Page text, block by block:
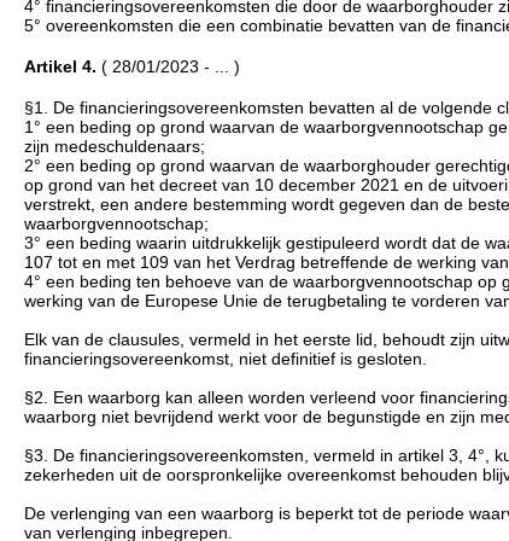
4° financieringsovereenkomsten die door de waarborghouder
5° overeenkomsten die een combinatie bevatten van de
Artikel 4. ( 28/01/2023 - ... )
§1. De financieringsovereenkomsten bevatten al de volgende
1° een beding op grond waarvan de waarborgvennootschap
zijn medeschuldenaars;
2° een beding op grond waarvan de waarborghouder
op grond van het decreet van 10 december 2021 en de
verstrekt, een andere bestemming wordt gegeven dan de
waarborgvennootschap;
3° een beding waarin uitdrukkelijk gestipuleerd wordt dat de
107 tot en met 109 van het Verdrag betreffende de werking
4° een beding ten behoeve van de waarborgvennootschap
werking van de Europese Unie de terugbetaling te vorderen
Elk van de clausules, vermeld in het eerste lid, behoudt zijn
financieringsovereenkomst, niet definitief is gesloten.
§2. Een waarborg kan alleen worden verleend voor
waarborg niet bevrijdend werkt voor de begunstigde en zijn
§3. De financieringsovereenkomsten, vermeld in artikel 3, 4°,
zekerheden uit de oorspronkelijke overeenkomst behouden
De verlenging van een waarborg is beperkt tot de periode
van verlenging inbegrepen.